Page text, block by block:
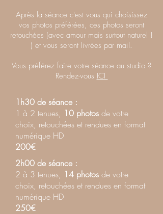
Après la séance c'est vous qui choisissez
vos photos préférées, ces photos seront
retouchées (avec amour mais surtout naturel !
) et vous seront livrées par mail.
Vous préférez faire votre séance au studio ?
Rendez-vous ICI
1h30 de séance :
1 à 2 tenues, 10 photos de votre
choix, retouchées et rendues en format
numérique HD
200€
2h00 de séance :
2 à 3 tenues, 14 photos de votre
choix, retouchées et rendues en format
numérique HD
250€